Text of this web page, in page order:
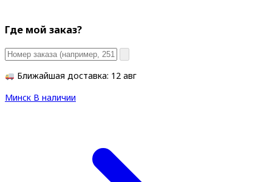
Где мой заказ?
Ближайшая доставка: 12 авг
Минск В наличии